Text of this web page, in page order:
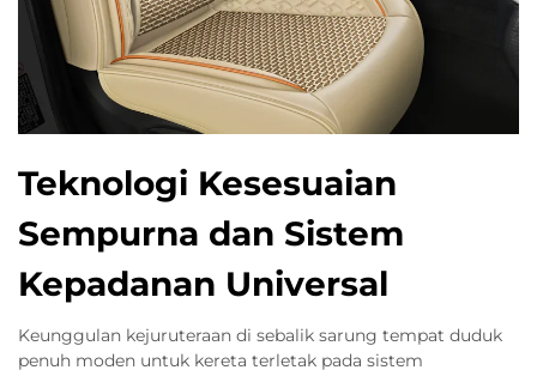
Teknologi Kesesuaian
Sempurna dan Sistem
Kepadanan Universal
Keunggulan kejuruteraan di sebalik sarung tempat duduk
penuh moden untuk kereta terletak pada sistem